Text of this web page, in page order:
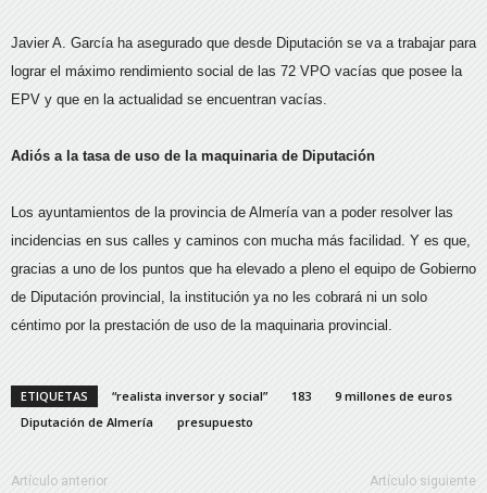
Javier A. García ha asegurado que desde Diputación se va a trabajar para
lograr el máximo rendimiento social de las 72 VPO vacías que posee la
EPV y que en la actualidad se encuentran vacías.
Adiós a la tasa de uso de la maquinaria de Diputación
Los ayuntamientos de la provincia de Almería van a poder resolver las
incidencias en sus calles y caminos con mucha más facilidad. Y es que,
gracias a uno de los puntos que ha elevado a pleno el equipo de Gobierno
de Diputación provincial, la institución ya no les cobrará ni un solo
céntimo por la prestación de uso de la maquinaria provincial.
ETIQUETAS “realista inversor y social” 183
9 millones de euros
Diputación de Almería
presupuesto
Artículo anterior Artículo siguiente